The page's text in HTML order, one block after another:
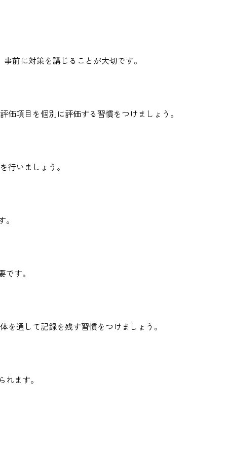
前に対策を講じることが大切です。
評価項目を個別に評価する習慣をつけましょう。
行いましょう。
す。
を通して記録を残す習慣をつけましょう。
ます。